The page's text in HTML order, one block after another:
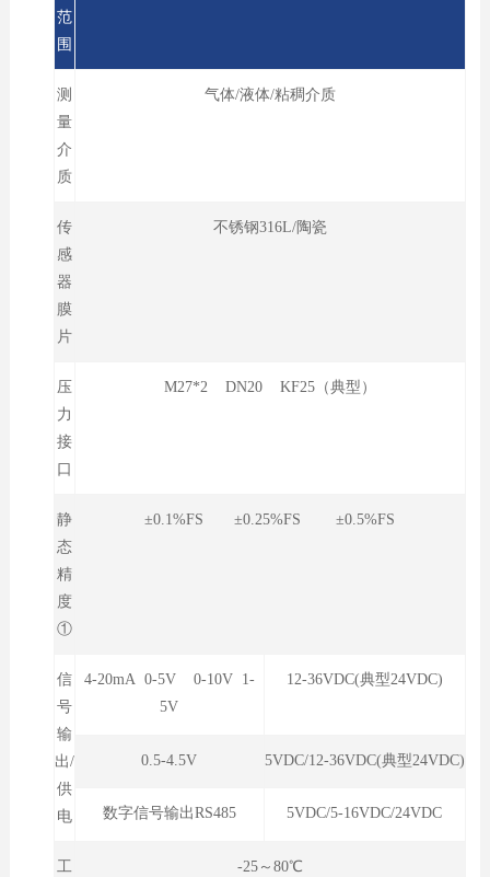
范
围
测
量
介
质
气体/液体/粘稠介质
传
感
器
膜
片
不锈钢316L/陶瓷
压
力
接
口
M27*2 DN20 KF25（典型）
静
态
精
度
①
±0.1%FS ±0.25%FS ±0.5%FS
信
号
输
出/
供
电
4-20mA 0-5V 0-10V 1-
5V
12-36VDC(典型24VDC)
0.5-4.5V 5VDC/12-36VDC(典型24VDC)
数字信号输出RS485 5VDC/5-16VDC/24VDC
工 -25～80℃